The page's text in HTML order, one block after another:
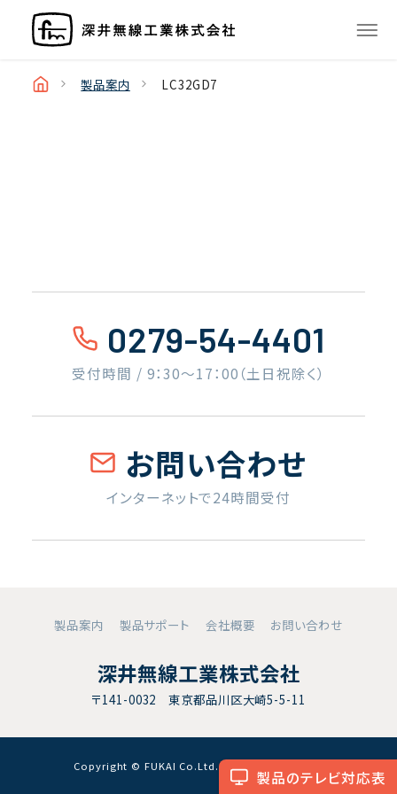
製品のテレビ対応表
製品案内 LC32GD7
0279-54-4401
受付時間 / 9：30〜17：00（土日祝除く）
お問い合わせ
インターネットで24時間受付
製品案内 製品サポート 会社概要 お問い合わせ
深井無線工業株式会社
〒141-0032 東京都品川区大崎5-5-11
Copyright © FUKAI Co.Ltd. All RightsReserved.